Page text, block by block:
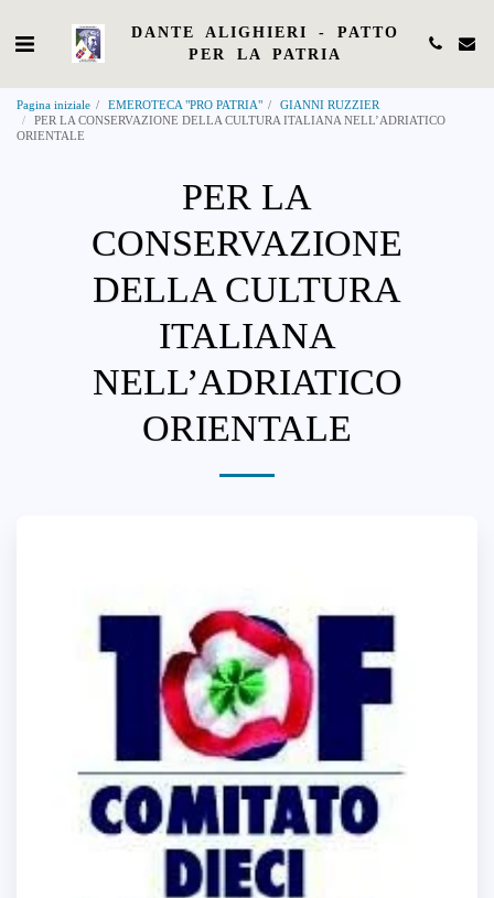
DANTE ALIGHIERI - PATTO
PER LA PATRIA
Pagina iniziale EMEROTECA "PRO PATRIA"
GIANNI RUZZIER
PER LA CONSERVAZIONE DELLA CULTURA ITALIANA NELL’ADRIATICO
ORIENTALE
PER LA
CONSERVAZIONE
DELLA CULTURA
ITALIANA
NELL’ADRIATICO
ORIENTALE